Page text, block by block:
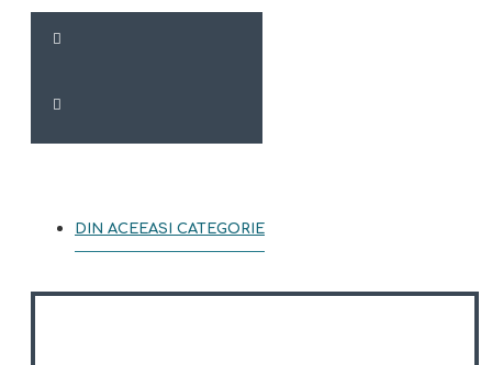
DIN ACEEASI CATEGORIE